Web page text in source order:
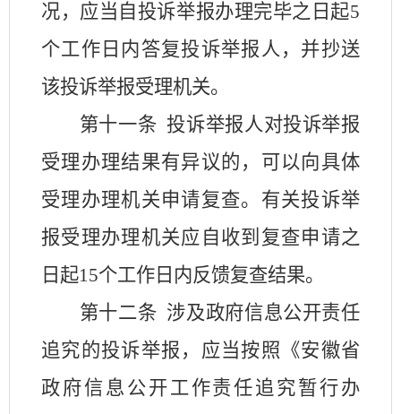
况，应当自投诉举报办理完毕之日起5
个工作日内答复投诉举报人，并抄送
该投诉举报受理机关。
第十一条 投诉举报人对投诉举报
受理办理结果有异议的，可以向具体
受理办理机关申请复查。有关投诉举
报受理办理机关应自收到复查申请之
日起15个工作日内反馈复查结果。
第十二条 涉及政府信息公开责任
追究的投诉举报，应当按照《安徽省
政府信息公开工作责任追究暂行办